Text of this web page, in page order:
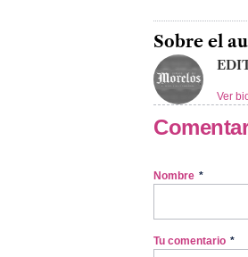
Sobre el
Ver
Nombre *
Tu comentario *